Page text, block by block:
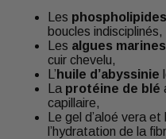
Les
boucles indisciplinés,
Les algues marines
cuir chevelu,
L’ huile d’abyssinie
La protéine de blé
capillaire,
Le gel d’aloé vera
l’hydratation de la